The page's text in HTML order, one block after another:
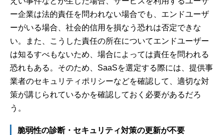
ー企業は法的責任を問われない場合でも、エンドユーザ
ーがいる場合、社会的信用を損なう恐れは否定できな
い。また、こうした責任の所在についてエンドユーザー
は知るすべもないため、場合によっては責任を問われる
恐れもある。そのため、SaaSを選定する際には、提供事
業者のセキュリティポリシーなどを確認して、適切な対
策が講じられているかを確認しておく必要があるだろ
う。
脆弱性の診断・セキュリティ対策の更新が不要